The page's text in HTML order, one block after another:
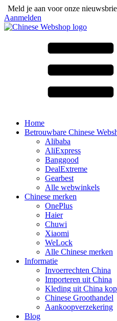
Meld je aan voor onze
Aanmelden
Home
Betrouwbare Chinese
Alibaba
AliExpress
Banggood
DealExtreme
Gearbest
Alle webwinkels
Chinese merken
OnePlus
Haier
Chuwi
Xiaomi
WeLock
Alle Chinese merken
Informatie
Invoerrechten China
Importeren uit China
Kleding uit China
Chinese Groothandel
Aankoopverzekering
Blog